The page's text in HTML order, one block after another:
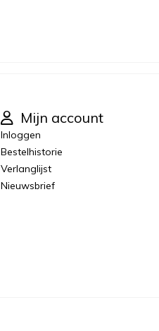
Mijn account
Inloggen
Bestelhistorie
Verlanglijst
Nieuwsbrief